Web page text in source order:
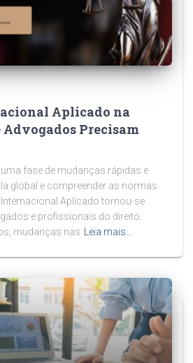
Aplicado na
Advogados Precisam
fase de mudanças rápidas e
global e compreender as normas
Aplicado tornou-se
e profissionais do direito.
mudanças nas
Leia mais…